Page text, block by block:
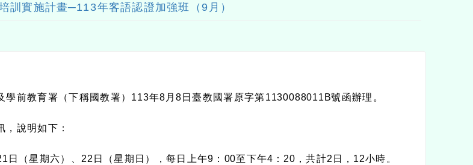
訓實施計畫─113年客語認證加強班（9月）
前教育署（下稱國教署） 113年8月8 日臺教國署原字第1130088011B號函辦理。
，說明如下：
日（星期六）、22 日（星期日），每日上午9 ： 00至下午4 ：20 ，共計2 日， 12小時。